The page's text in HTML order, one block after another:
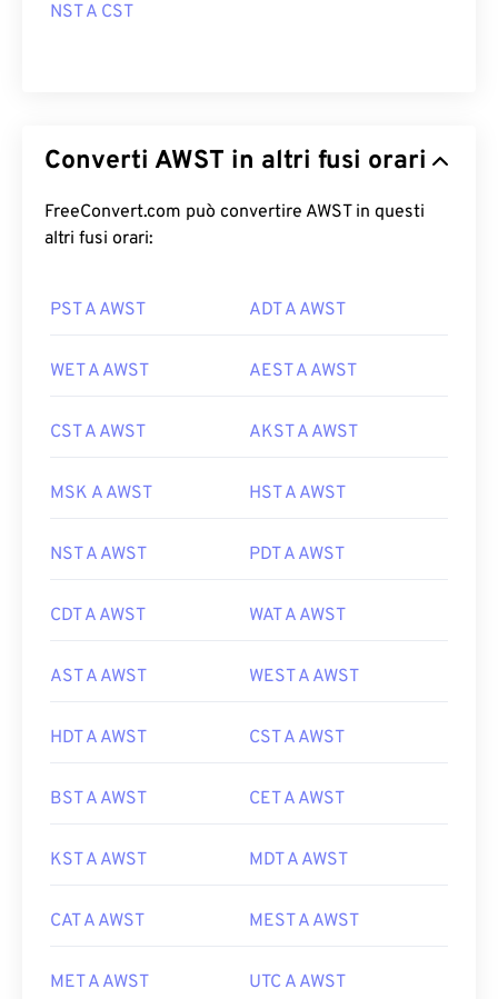
NST A CST
Converti AWST in altri fusi orari
FreeConvert.com può convertire AWST in questi
altri fusi orari:
PST A AWST ADT A AWST
WET A AWST AEST A AWST
CST A AWST AKST A AWST
MSK A AWST HST A AWST
NST A AWST PDT A AWST
CDT A AWST WAT A AWST
AST A AWST WEST A AWST
HDT A AWST CST A AWST
BST A AWST CET A AWST
KST A AWST MDT A AWST
CAT A AWST MEST A AWST
MET A AWST UTC A AWST